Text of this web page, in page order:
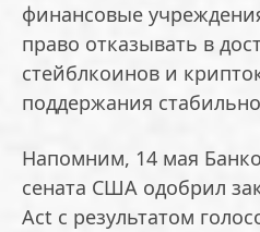
финансовые
право отказывать в
стейблкоинов и
поддержания
Напомним, 14 мая
сената США одобрил
Act с результатом